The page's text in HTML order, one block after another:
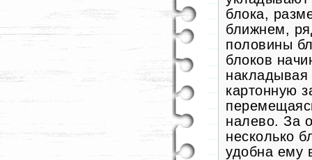
блока,
ближнем,
половины
блоков
накладывая
картонную
налево. За
несколько
удобна ему